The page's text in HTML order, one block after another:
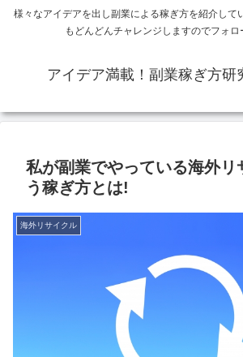
様々なアイデアを出し副業による稼ぎ方を紹介して
もどんどんチャレンジしますのでフォロ
アイデア満載！副業稼ぎ方研
私が副業でやっている海外リ
う稼ぎ方とは!
海外リサイクル